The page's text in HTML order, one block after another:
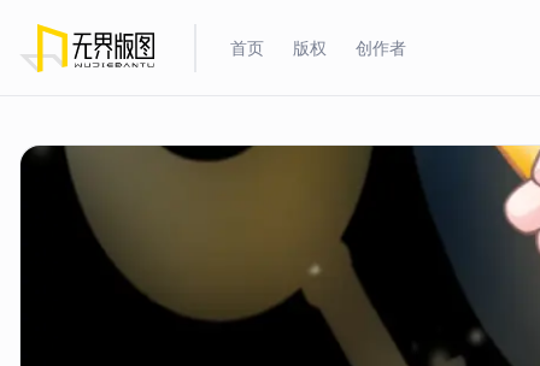
首页 版权 创作者